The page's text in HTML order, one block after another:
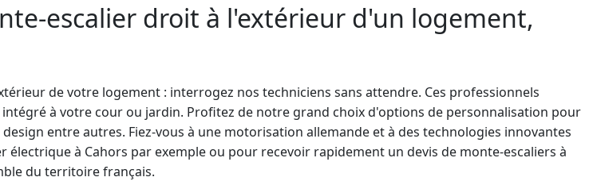
escalier droit à l'extérieur d'un logement,
de votre logement : interrogez nos techniciens sans attendre. Ces professionnels
à votre cour ou jardin. Profitez de notre grand choix d'options de personnalisation pour
entre autres. Fiez-vous à une motorisation allemande et à des technologies innovantes
à Cahors par exemple ou pour recevoir rapidement un devis de monte-escaliers à
du territoire français.